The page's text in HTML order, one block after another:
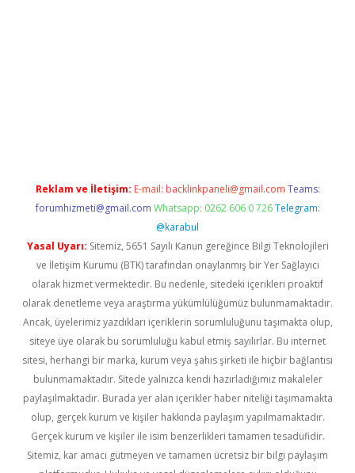
Reklam ve İletişim: E-mail: backlinkpaneli@gmail.com Teams:
forumhizmeti@gmail.com Whatsapp: 0262 606 0 726 Telegram:
@karabul
Yasal Uyarı: Sitemiz, 5651 Sayılı Kanun gereğince Bilgi Teknolojileri
ve İletişim Kurumu (BTK) tarafından onaylanmış bir Yer Sağlayıcı
olarak hizmet vermektedir. Bu nedenle, sitedeki içerikleri proaktif
olarak denetleme veya araştırma yükümlülüğümüz bulunmamaktadır.
Ancak, üyelerimiz yazdıkları içeriklerin sorumluluğunu taşımakta olup,
siteye üye olarak bu sorumluluğu kabul etmiş sayılırlar. Bu internet
sitesi, herhangi bir marka, kurum veya şahıs şirketi ile hiçbir bağlantısı
bulunmamaktadır. Sitede yalnızca kendi hazırladığımız makaleler
paylaşılmaktadır. Burada yer alan içerikler haber niteliği taşımamakta
olup, gerçek kurum ve kişiler hakkında paylaşım yapılmamaktadır.
Gerçek kurum ve kişiler ile isim benzerlikleri tamamen tesadüfidir.
Sitemiz, kar amacı gütmeyen ve tamamen ücretsiz bir bilgi paylaşım